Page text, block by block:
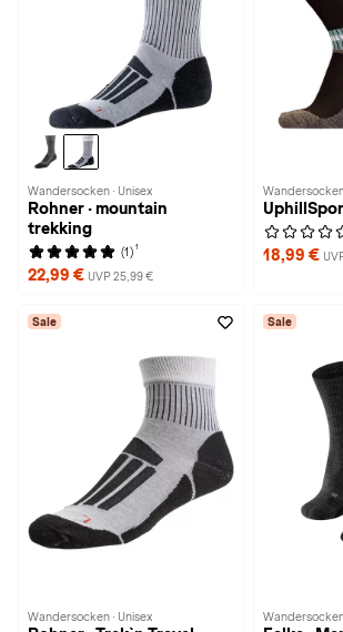
Wandersocken · Unisex
Rohner · mountain
trekking
(1) 1
22,99 € UVP 25,99 €
Wandersocken
18,99 €
Sale
Wandersocken · Unisex
Sale